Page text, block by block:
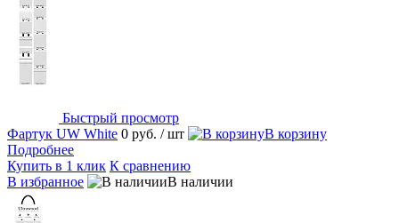
Быстрый просмотр
Фартук UW White 0 руб. / шт
В корзину
Подробнее
Купить в 1 клик К сравнению
В избранное
В наличии